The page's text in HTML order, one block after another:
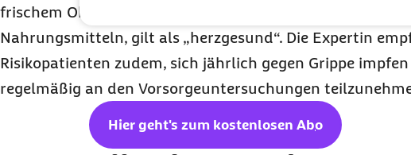
frischem Obst und Gemüse und insgesamt kaliumhaltigen
Nahrungsmitteln, gilt als „herzgesund“. Die Expertin
Risikopatienten zudem, sich jährlich gegen Grippe
regelmäßig an den Vorsorgeuntersuchungen
Hier geht's zum kostenlosen Abo